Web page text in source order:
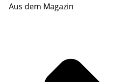
Aus dem Magazin